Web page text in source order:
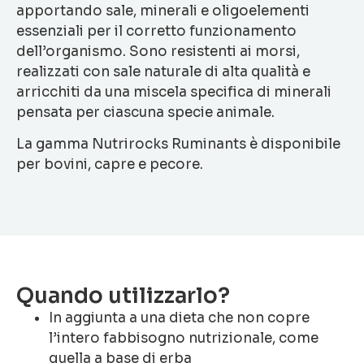
apportando sale, minerali e oligoelementi
essenziali per il corretto funzionamento
dell’organismo. Sono resistenti ai morsi,
realizzati con sale naturale di alta qualità e
arricchiti da una miscela specifica di minerali
pensata per ciascuna specie animale.
La gamma Nutrirocks Ruminants è disponibile
per bovini, capre e pecore.
Quando utilizzarlo?
In aggiunta a una dieta che non copre
l’intero fabbisogno nutrizionale, come
quella a base di erba